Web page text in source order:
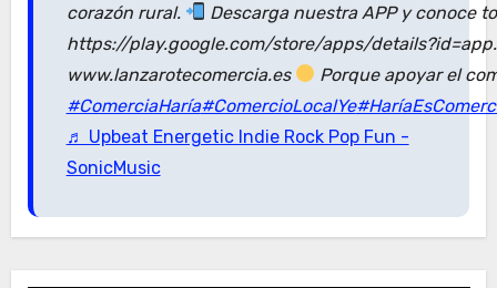
corazón rural.
Descarga nuestra APP y conoce
https://play.google.com/store/apps/
www.lanzarotecomercia.es
Porque apoyar el
#ComerciaHaría#ComercioLocalYe
♬ Upbeat Energetic Indie Rock Pop Fun -
SonicMusic